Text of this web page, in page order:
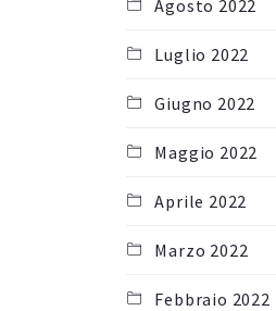
Agosto 2022
Luglio 2022
Giugno 2022
Maggio 2022
Aprile 2022
Marzo 2022
Febbraio 2022